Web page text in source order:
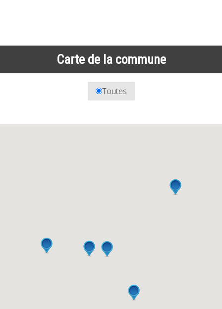
Carte de la commune
Toutes